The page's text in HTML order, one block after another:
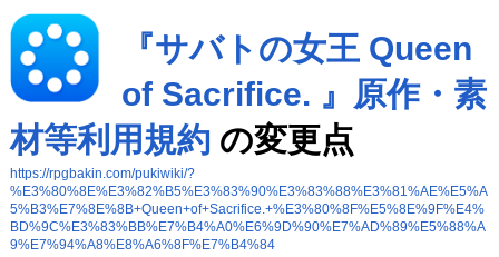
『サバトの女王 Queen
of Sacrifice. 』原作・素
材等利用規約 の変更点
https://rpgbakin.com/pukiwiki/?
%E3%80%8E%E3%82%B5%E3%83%90%E3%83%88%E3%81%AE%E5%A
5%B3%E7%8E%8B+Queen+of+Sacrifice.+%E3%80%8F%E5%8E%9F%E4%
BD%9C%E3%83%BB%E7%B4%A0%E6%9D%90%E7%AD%89%E5%88%A
9%E7%94%A8%E8%A6%8F%E7%B4%84